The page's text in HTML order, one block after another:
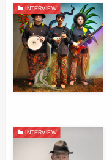
INTERVIEW
INTERVIEW